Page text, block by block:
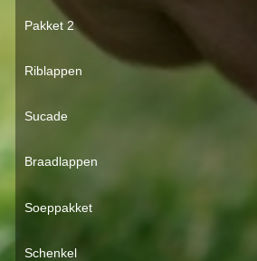
Pakket 2
Riblappen
Sucade
Braadlappen
Soeppakket
Schenkel